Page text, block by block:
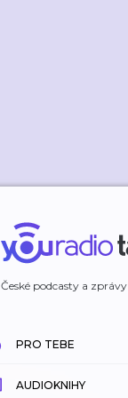
České podcasty a zprávy
PRO TEBE
AUDIOKNIHY